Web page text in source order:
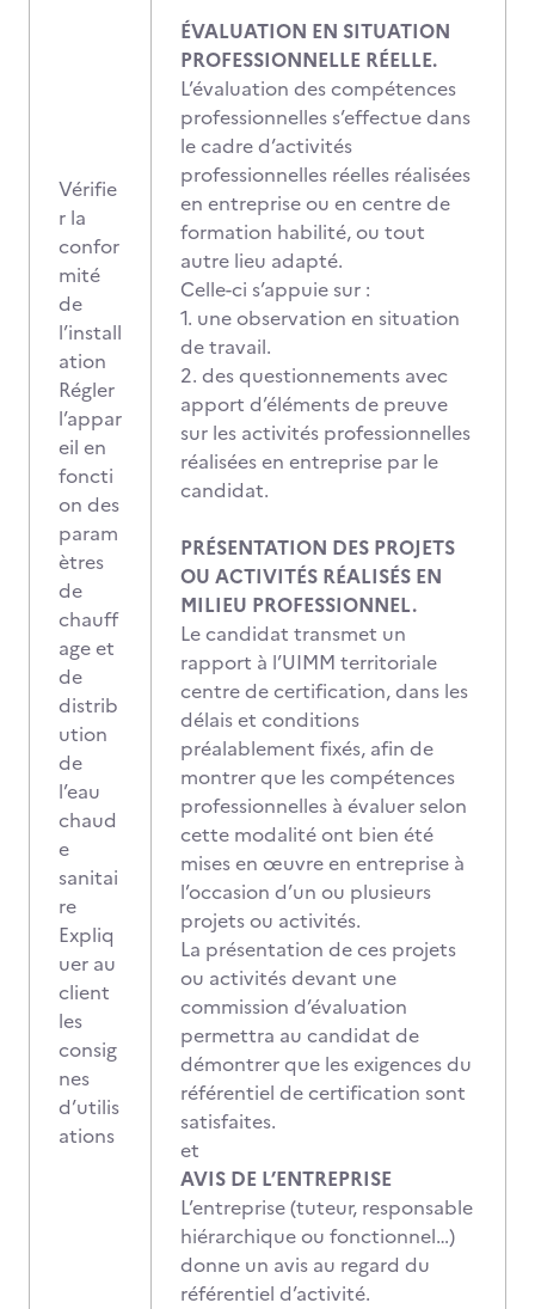
Vérifie
r la
confor
mité
de
l’install
ation
Régler
l’appar
eil en
foncti
on des
param
ètres
de
chauff
age et
de
distrib
ution
de
l’eau
chaud
e
sanitai
re
Expliq
uer au
client
les
consig
nes
d’utilis
ations
ÉVALUATION EN SITUATION
PROFESSIONNELLE RÉELLE.
L’évaluation des compétences
professionnelles s’effectue dans
le cadre d’activités
professionnelles réelles réalisées
en entreprise ou en centre de
formation habilité, ou tout
autre lieu adapté.
Celle-ci s’appuie sur :
1. une observation en situation
de travail.
2. des questionnements avec
apport d’éléments de preuve
sur les activités professionnelles
réalisées en entreprise par le
candidat.
PRÉSENTATION DES PROJETS
OU ACTIVITÉS RÉALISÉS EN
MILIEU PROFESSIONNEL.
Le candidat transmet un
rapport à l’UIMM territoriale
centre de certification, dans les
délais et conditions
préalablement fixés, afin de
montrer que les compétences
professionnelles à évaluer selon
cette modalité ont bien été
mises en œuvre en entreprise à
l’occasion d’un ou plusieurs
projets ou activités.
La présentation de ces projets
ou activités devant une
commission d’évaluation
permettra au candidat de
démontrer que les exigences du
référentiel de certification sont
satisfaites.
et
AVIS DE L’ENTREPRISE
L’entreprise (tuteur, responsable
hiérarchique ou fonctionnel…)
donne un avis au regard du
référentiel d’activité.